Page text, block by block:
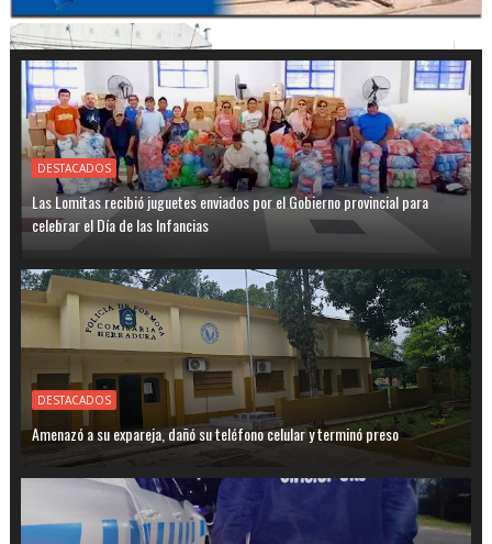
DESTACADOS
Las Lomitas recibió juguetes enviados por el Gobierno provincial para
celebrar el Día de las Infancias
DESTACADOS
Amenazó a su expareja, dañó su teléfono celular y terminó preso